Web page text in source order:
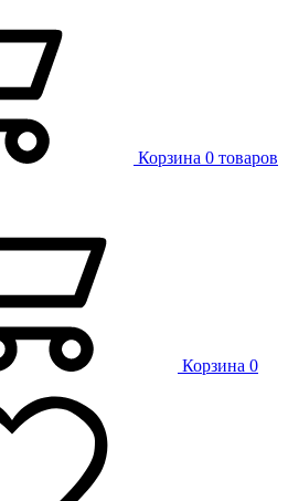
Корзина 0 товаров
Корзина 0